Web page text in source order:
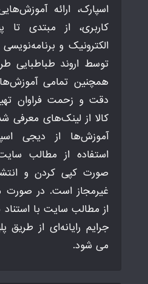
اسپارک، ارائه
کاربری، از مبتدی تا
الکترونیک و
توسط اروند طباطبایی
همچنین تمامی
دقت و زحمت فراوان
کالا از لینک‌های معرفی
آموزش‌ها از دیجی
استفاده از مطالب
صورت کپی کردن و
غیرمجاز است. در صورت
از مطالب سایت با استناد
جرایم رایانه‌ای از
می شود.